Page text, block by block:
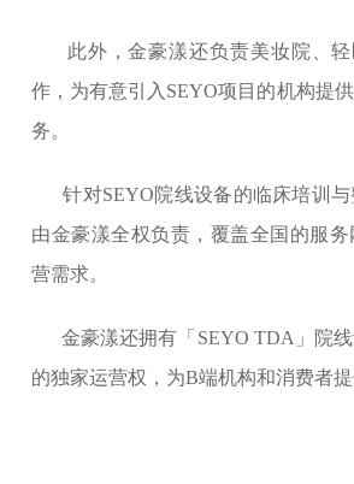
此外，金豪漾还负责美妆院、
作，为有意引入SEYO项目的机构提
务。
针对SEYO院线设备的临床培训
由金豪漾全权负责，覆盖全国的服
营需求。
金豪漾还拥有「SEYO TDA」院
的独家运营权，为B端机构和消费者提